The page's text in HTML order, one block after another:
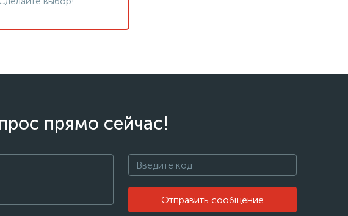
прямо сейчас!
Отправить сообщение